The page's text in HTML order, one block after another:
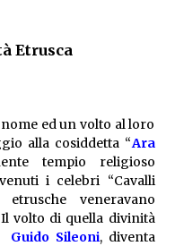
Etrusca
ed un volto al loro
alla cosiddetta “Ara
tempio religioso
i celebri “Cavalli
veneravano
volto di quella divinità
Guido Sileoni, diventa